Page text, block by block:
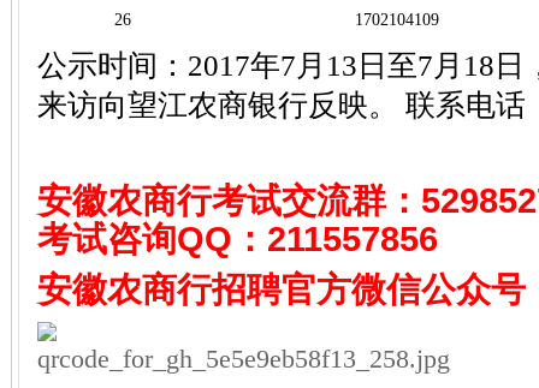
26 1702104109
公示时间：2017年7月13日至7月18
来访向望江农商银行反映。 联系电话
安徽农商行考试交流群：
考试咨询QQ： 211557856
安徽农商行招聘官方微信公众号